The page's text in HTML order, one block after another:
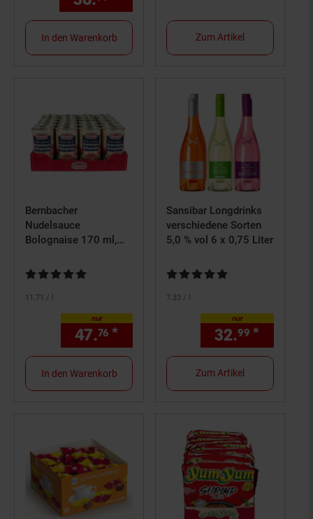
In den Warenkorb Zum Artikel
Bernbacher
Nudelsauce
Bolognaise 170 ml,
Kundenbewertung: 4,96 von 5 Sternen
11.71 / l
nur
47.76 * € Sternchen
In den Warenkorb
Sansibar Longdrinks
verschiedene Sorten
5,0 % vol 6 x 0,75 Liter
Kundenbewertung: 5 von 5
7.33 / l
nur
32.99 *
Zum Artikel